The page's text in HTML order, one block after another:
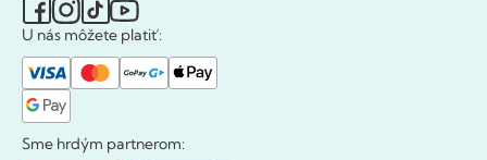
U nás môžete platiť:
Sme hrdým partnerom: